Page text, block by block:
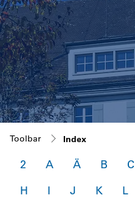
Toolbar Index(ausgewählt)
2 A Ä B C
H
I J K L